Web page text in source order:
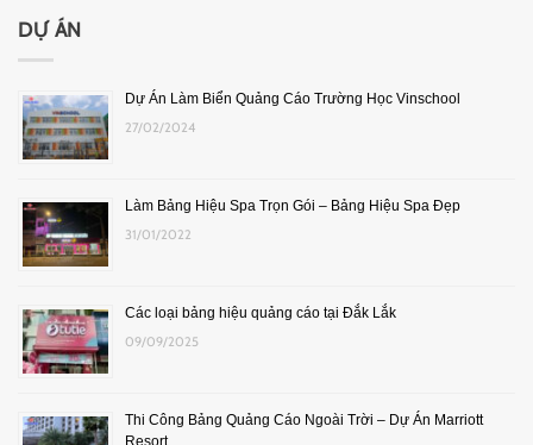
DỰ ÁN
Dự Án Làm Biển Quảng Cáo Trường Học Vinschool
27/02/2024
Làm Bảng Hiệu Spa Trọn Gói – Bảng Hiệu Spa Đẹp
31/01/2022
Các loại bảng hiệu quảng cáo tại Đắk Lắk
09/09/2025
Thi Công Bảng Quảng Cáo Ngoài Trời – Dự Án Marriott
Resort